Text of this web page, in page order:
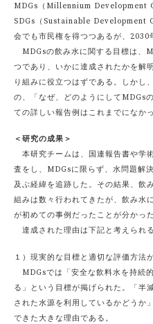
MDGs（Millennium Development
SDGs（Sustainable Development
会でも市民権を得つつあるが、2030
MDGsの飲み水に関する目標は、
つであり、いかに達成されたかを解
り組みに役立つはずである。しかし
の、「なぜ、どのようにしてMDGs
ての詳しい報告例はこれまでになかっ
＜研究の成果＞
本研究チームは、国連報告書や学
査をし、MDGsに限らず、水問題解
及ぶ経緯を追跡した。その結果、飲
組みは数々行われてきたが、飲み水
が初めての事例だったことが分かっ
達成された理由は下記と考えられる
１）現実的な目標と適切な評価方法
MDGsでは「安全な飲料水を持続
る」という目標が掲げられた。「半
された水源を利用しているかどうか
できた大きな理由である。